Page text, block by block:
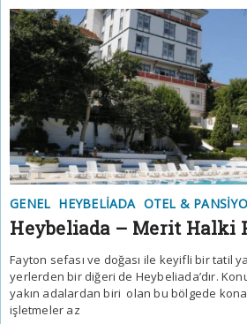
GENEL HEYBELIADA OTEL &
Heybeliada – Merit Halki
Fayton sefası ve doğası ile keyifli bir tatil
yerlerden bir diğeri de Heybeliada’dır.
yakın adalardan biri olan bu bölgede
işletmeler az